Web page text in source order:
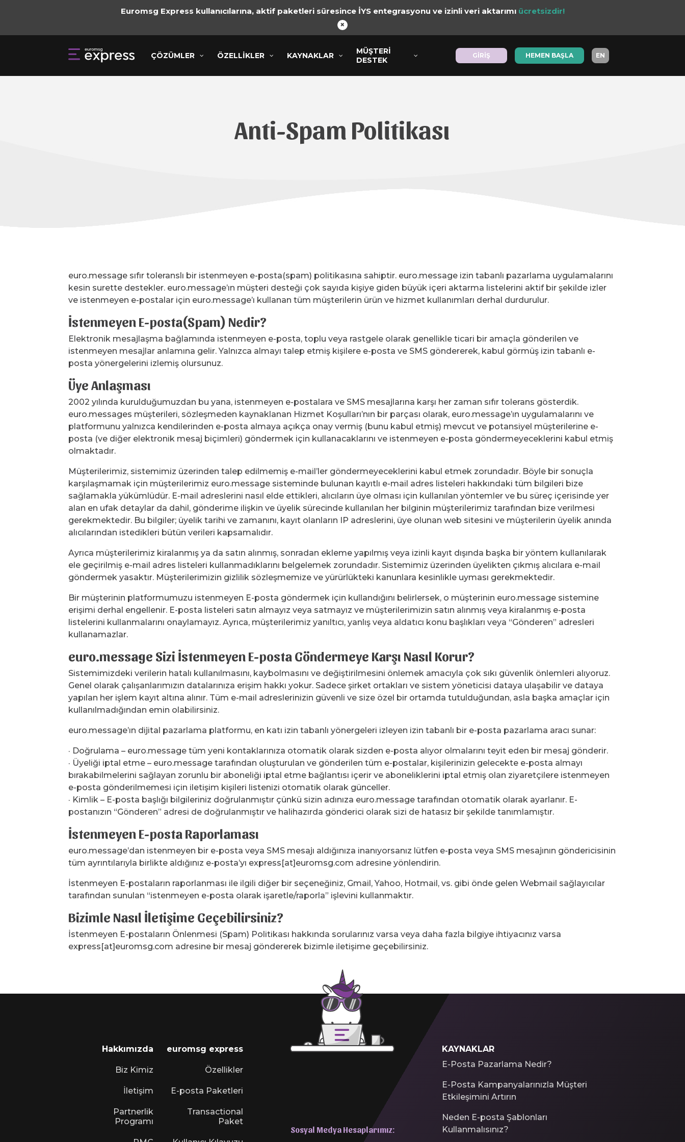
Euromsg Express kullanıcılarına, aktif paketleri süresince İYS entegrasyonu ve izinli veri aktarımı ücretsizdir!
×
ÇÖZÜMLER ÖZELLİKLER KAYNAKLAR
MÜŞTERI
DESTEK
GİRİŞ HEMEN BAŞLA EN
ÇÖZÜMLER ÖZELLİKLER KAYNAKLAR
MÜŞTERI
DESTEK
GİRİŞ HEMEN BAŞLA EN
Anti-Spam Politikası
euro.message sıfır toleranslı bir istenmeyen e-posta(spam) politikasına sahiptir. euro.message izin tabanlı pazarlama uygulamalarını
kesin surette destekler. euro.message’ın müşteri desteği çok sayıda kişiye giden büyük içeri aktarma listelerini aktif bir şekilde izler
ve istenmeyen e-postalar için euro.message’ı kullanan tüm müşterilerin ürün ve hizmet kullanımları derhal durdurulur.
İstenmeyen E-posta(Spam) Nedir?
Elektronik mesajlaşma bağlamında istenmeyen e-posta, toplu veya rastgele olarak genellikle ticari bir amaçla gönderilen ve
istenmeyen mesajlar anlamına gelir. Yalnızca almayı talep etmiş kişilere e-posta ve SMS göndererek, kabul görmüş izin tabanlı e-
posta yönergelerini izlemiş olursunuz.
Üye Anlaşması
2002 yılında kurulduğumuzdan bu yana, istenmeyen e-postalara ve SMS mesajlarına karşı her zaman sıfır tolerans gösterdik.
euro.messages müşterileri, sözleşmeden kaynaklanan Hizmet Koşulları’nın bir parçası olarak, euro.message’ın uygulamalarını ve
platformunu yalnızca kendilerinden e-posta almaya açıkça onay vermiş (bunu kabul etmiş) mevcut ve potansiyel müşterilerine e-
posta (ve diğer elektronik mesaj biçimleri) göndermek için kullanacaklarını ve istenmeyen e-posta göndermeyeceklerini kabul etmiş
olmaktadır.
Müşterilerimiz, sistemimiz üzerinden talep edilmemiş e-mail’ler göndermeyeceklerini kabul etmek zorundadır. Böyle bir sonuçla
karşılaşmamak için müşterilerimiz euro.message sisteminde bulunan kayıtlı e-mail adres listeleri hakkındaki tüm bilgileri bize
sağlamakla yükümlüdür. E-mail adreslerini nasıl elde ettikleri, alıcıların üye olması için kullanılan yöntemler ve bu süreç içerisinde yer
alan en ufak detaylar da dahil, gönderime ilişkin ve üyelik sürecinde kullanılan her bilginin müşterilerimiz tarafından bize verilmesi
gerekmektedir. Bu bilgiler; üyelik tarihi ve zamanını, kayıt olanların IP adreslerini, üye olunan web sitesini ve müşterilerin üyelik anında
alıcılarından istedikleri bütün verileri kapsamalıdır.
Ayrıca müşterilerimiz kiralanmış ya da satın alınmış, sonradan ekleme yapılmış veya izinli kayıt dışında başka bir yöntem kullanılarak
ele geçirilmiş e-mail adres listeleri kullanmadıklarını belgelemek zorundadır. Sistemimiz üzerinden üyelikten çıkmış alıcılara e-mail
göndermek yasaktır. Müşterilerimizin gizlilik sözleşmemize ve yürürlükteki kanunlara kesinlikle uyması gerekmektedir.
Bir müşterinin platformumuzu istenmeyen E-posta göndermek için kullandığını belirlersek, o müşterinin euro.message sistemine
erişimi derhal engellenir. E-posta listeleri satın almayız veya satmayız ve müşterilerimizin satın alınmış veya kiralanmış e-posta
listelerini kullanmalarını onaylamayız. Ayrıca, müşterilerimiz yanıltıcı, yanlış veya aldatıcı konu başlıkları veya “Gönderen” adresleri
kullanamazlar.
euro.message Sizi İstenmeyen E-posta Göndermeye Karşı Nasıl Korur?
Sistemimizdeki verilerin hatalı kullanılmasını, kaybolmasını ve değiştirilmesini önlemek amacıyla çok sıkı güvenlik önlemleri alıyoruz.
Genel olarak çalışanlarımızın datalarınıza erişim hakkı yokur. Sadece şirket ortakları ve sistem yöneticisi dataya ulaşabilir ve dataya
yapılan her işlem kayıt altına alınır. Tüm e-mail adreslerinizin güvenli ve size özel bir ortamda tutulduğundan, asla başka amaçlar için
kullanılmadığından emin olabilirsiniz.
euro.message’ın dijital pazarlama platformu, en katı izin tabanlı yönergeleri izleyen izin tabanlı bir e-posta pazarlama aracı sunar:
· Doğrulama – euro.message tüm yeni kontaklarınıza otomatik olarak sizden e-posta alıyor olmalarını teyit eden bir mesaj gönderir.
· Üyeliği iptal etme – euro.message tarafından oluşturulan ve gönderilen tüm e-postalar, kişilerinizin gelecekte e-posta almayı
bırakabilmelerini sağlayan zorunlu bir aboneliği iptal etme bağlantısı içerir ve aboneliklerini iptal etmiş olan ziyaretçilere istenmeyen
e-posta gönderilmemesi için iletişim kişileri listenizi otomatik olarak günceller.
· Kimlik – E-posta başlığı bilgileriniz doğrulanmıştır çünkü sizin adınıza euro.message tarafından otomatik olarak ayarlanır. E-
postanızın “Gönderen” adresi de doğrulanmıştır ve halihazırda gönderici olarak sizi de hatasız bir şekilde tanımlamıştır.
İstenmeyen E-posta Raporlaması
euro.message’dan istenmeyen bir e-posta veya SMS mesajı aldığınıza inanıyorsanız lütfen e-posta veya SMS mesajının göndericisinin
tüm ayrıntılarıyla birlikte aldığınız e-posta’yı express[at]euromsg.com adresine yönlendirin.
İstenmeyen E-postaların raporlanması ile ilgili diğer bir seçeneğiniz, Gmail, Yahoo, Hotmail, vs. gibi önde gelen Webmail sağlayıcılar
tarafından sunulan “istenmeyen e-posta olarak işaretle/raporla” işlevini kullanmaktır.
Bizimle Nasıl İletişime Geçebilirsiniz?
İstenmeyen E-postaların Önlenmesi (Spam) Politikası hakkında sorularınız varsa veya daha fazla bilgiye ihtiyacınız varsa
express[at]euromsg.com adresine bir mesaj göndererek bizimle iletişime geçebilirsiniz.
Hakkımızda
Biz Kimiz
İletişim
Partnerlik
Programı
euromsg express
Özellikler
E-posta Paketleri
Transactional
Paket
Sosyal Medya Hesaplarımız:
KAYNAKLAR
E-Posta Pazarlama Nedir?
E-Posta Kampanyalarınızla Müşteri
Etkileşimini Artırın
Neden E-posta Şablonları
Kullanmalısınız?